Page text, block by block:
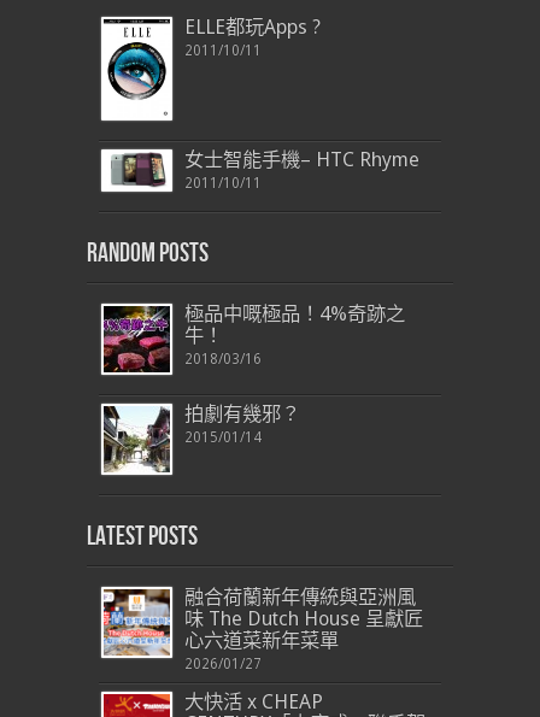
ELLE都玩Apps ?
2011/10/11
女士智能手機– HTC Rhyme
2011/10/11
Random Posts
極品中嘅極品！4%奇跡之
牛！
2018/03/16
拍劇有幾邪？
2015/01/14
Latest Posts
融合荷蘭新年傳統與亞洲風
味 The Dutch House 呈獻匠
心六道菜新年菜單
2026/01/27
大快活 x CHEAP